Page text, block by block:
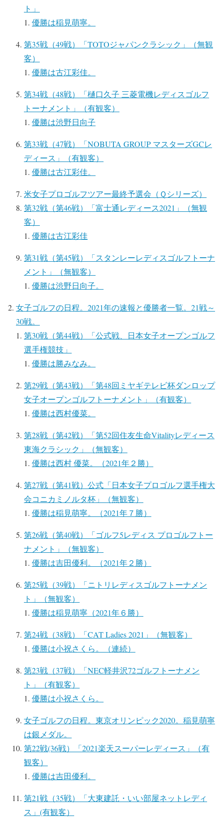
ト」
優勝は稲見萌寧。
第35戦（49戦）「TOTOジャパンクラシック」（無観
客）
優勝は古江彩佳。
第34戦（48戦）「樋口久子 三菱電機レディスゴルフ
トーナメント」（有観客）
優勝は渋野日向子
第33戦（47戦）「NOBUTA GROUP マスターズGCレ
ディース」（有観客）
優勝は古江彩佳。
米女子プロゴルフツアー最終予選会（Ｑシリーズ）
第32戦（第46戦）「富士通レディース2021」（無観
客）
優勝は古江彩佳
第31戦（第45戦）「スタンレーレディスゴルフトーナ
メント」（無観客）
優勝は渋野日向子。
女子ゴルフの日程。2021年の速報と優勝者一覧。21戦～
30戦。
第30戦（第44戦）「公式戦、日本女子オープンゴルフ
選手権競技」
優勝は勝みなみ。
第29戦（第43戦）「第48回ミヤギテレビ杯ダンロップ
女子オープンゴルフトーナメント」（有観客）
優勝は西村優菜。
第28戦（第42戦）「第52回住友生命Vitalityレディース
東海クラシック」（無観客）
優勝は西村 優菜。（2021年２勝）
第27戦（第41戦）公式「日本女子プロゴルフ選手権大
会コニカミノルタ杯」（無観客）
優勝は稲見萌寧。（2021年７勝）
第26戦（第40戦）「ゴルフ5レディス プロゴルフトー
ナメント」（無観客）
優勝は吉田優利。（2021年２勝）
第25戦（39戦）「ニトリレディスゴルフトーナメン
ト」（無観客）
優勝は稲見萌寧（2021年６勝）
第24戦（38戦）「CAT Ladies 2021」（無観客）
優勝は小祝さくら。（連続）
第23戦（37戦）「NEC軽井沢72ゴルフトーナメン
ト」（有観客）
優勝は小祝さくら。
女子ゴルフの日程。東京オリンピック2020。稲見萌寧
は銀メダル。
第22戦(36戦）「2021楽天スーパーレディース」（有
観客）
優勝は吉田優利。
第21戦（35戦）「大東建託・いい部屋ネットレディ
ス」(有観客）